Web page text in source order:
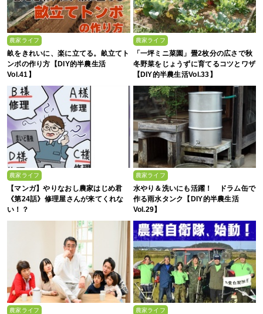
農家ライフ
畝をきれいに、楽に立てる。畝立てト
ンボの作り方【DIY的半農生活
Vol.41】
農家ライフ
「一坪ミニ菜園」畳2枚分の広さで秋
冬野菜をじょうずに育てるコツとワザ
【DIY的半農生活Vol.33】
農家ライフ
【マンガ】やりなおし農家はじめ君
《第24話》修理屋さんが来てくれな
い！？
農家ライフ
水やり＆洗いにも活躍！ ドラム缶で
作る雨水タンク【DIY的半農生活
Vol.29】
農家ライフ 農家ライフ